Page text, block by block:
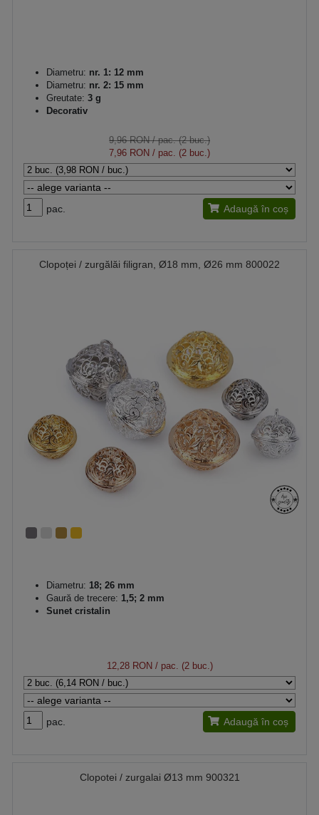
Diametru: nr. 1: 12 mm
Diametru: nr. 2: 15 mm
Greutate: 3 g
Decorativ
9,96 RON/ pac. (2 buc.)
7,96 RON / pac. (2 buc.)
pac. Adaugă în coș
Clopoței / zurgălăi filigran, Ø18 mm, Ø26 mm 800022
Diametru: 18; 26 mm
Gaură de trecere: 1,5; 2 mm
Sunet cristalin
12,28 RON / pac. (2 buc.)
pac. Adaugă în coș
Clopotei / zurgalai Ø13 mm 900321